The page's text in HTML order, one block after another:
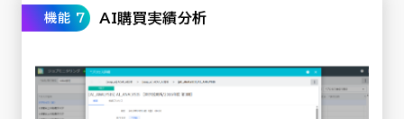
機能 7 AI購買実績分析